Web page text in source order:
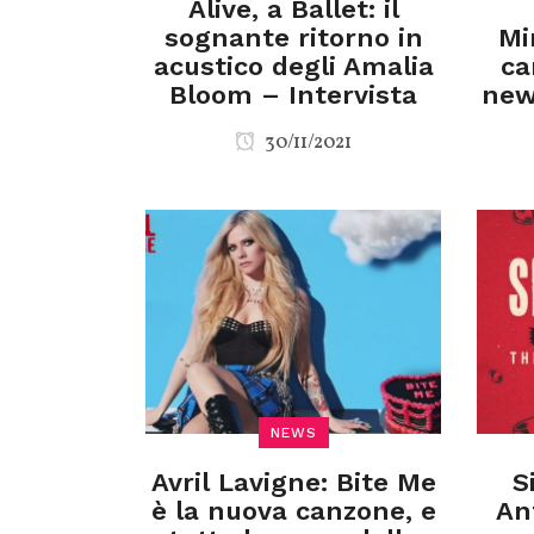
Alive, a Ballet: il
sognante ritorno in
acustico degli Amalia
Bloom – Intervista
30/11/2021
NEWS
Avril Lavigne: Bite Me
è la nuova canzone, e